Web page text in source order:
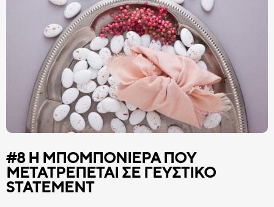
#8 Η ΜΠΟΜΠΟΝΙΈΡΑ ΠΟΥ
ΜΕΤΑΤΡΈΠΕΤΑΙ ΣΕ ΓΕΥΣΤΙΚΌ
STATEMENT